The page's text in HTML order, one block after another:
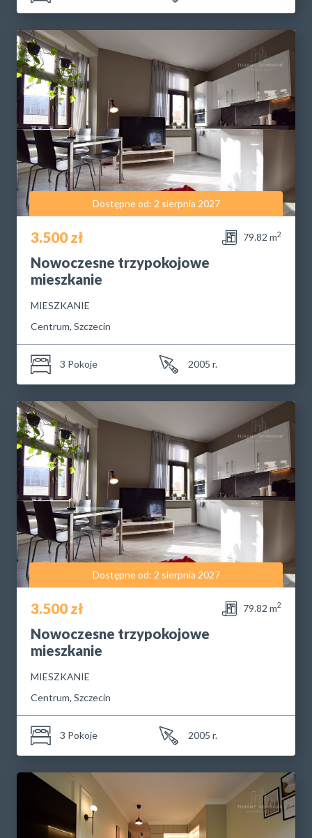
Dostępne od: 2 sierpnia 2027
3.500 zł 79.82 m2
Nowoczesne trzypokojowe
mieszkanie
MIESZKANIE
Centrum, Szczecin
3 Pokoje 2005 r.
Dostępne od: 2 sierpnia 2027
3.500 zł 79.82 m2
Nowoczesne trzypokojowe
mieszkanie
MIESZKANIE
Centrum, Szczecin
3 Pokoje 2005 r.